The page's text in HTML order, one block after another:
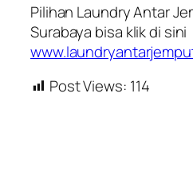
Pilihan Laundry Antar
Surabaya bisa klik di sini
Post Views: 114